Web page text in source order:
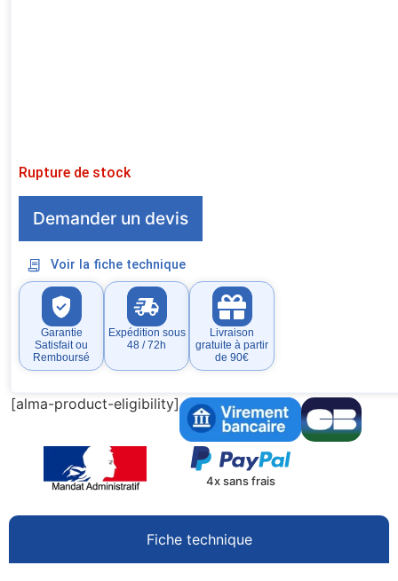
Rupture de stock
Demander un devis
Voir la fiche technique
Garantie
Satisfait ou
Remboursé
Expédition sous
48 / 72h
Livraison
gratuite à partir
de 90€
[alma-product-eligibility]
4x sans frais
Fiche technique